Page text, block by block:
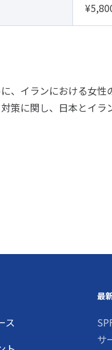
、イランにおける女
策に関し、日本とイ
ス
最
サ